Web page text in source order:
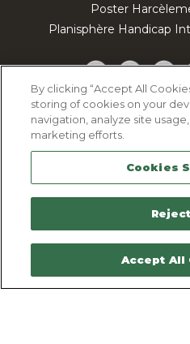
Poster
Planisphère Handicap
Facebook
Twitter
Politique
Politique de
Mentions
Plan
By clicking “Accept All
storing of cookies on your
navigation, analyze site
marketing efforts.
Cookies
Accept All